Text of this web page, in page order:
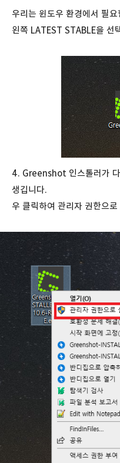
우리는 윈도우 환경에서 필요
왼쪽 LATEST STABLE을 선
4. Greenshot 인스톨러가
생깁니다.
우 클릭하여 관리자 권한으